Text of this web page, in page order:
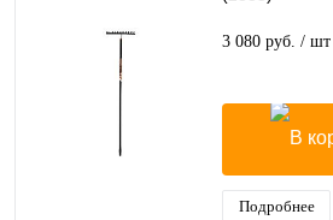
3 080 руб. / шт
Подробнее